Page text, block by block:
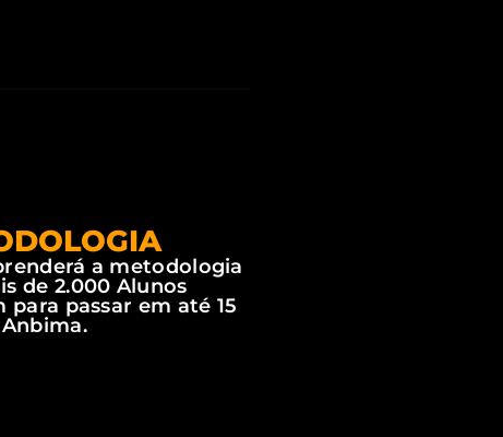
a metodologia
de 2.000 Alunos
para passar em até 15